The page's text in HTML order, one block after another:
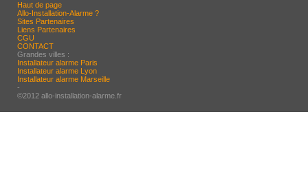
Haut de page
Allo-Installation-Alarme ?
Sites Partenaires
Liens Partenaires
CGU
CONTACT
Grandes villes :
Installateur alarme Paris
Installateur alarme Lyon
Installateur alarme Marseille
-
©2012 allo-installation-alarme.fr